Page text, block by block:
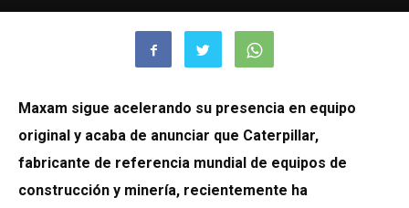
Maxam sigue acelerando su presencia en equipo
original y acaba de anunciar que Caterpillar,
fabricante de referencia mundial de equipos de
construcción y minería, recientemente ha